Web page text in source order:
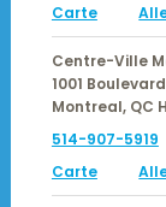
Carte
Centre-Ville
1001
Montreal, QC
514-907-5919
Carte